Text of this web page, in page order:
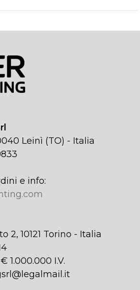
Leinì (TO) - Italia
e info:
2, 10121 Torino - Italia
1.000.000 I.V.